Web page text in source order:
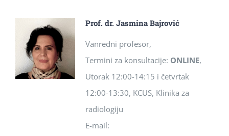
Prof. dr. Jasmina Bajrović
Vanredni profesor,
Termini za konsultacije: ONLINE,
Utorak 12:00-14:15 i četvrtak
12:00-13:30, KCUS, Klinika za
radiologiju
E-mail: